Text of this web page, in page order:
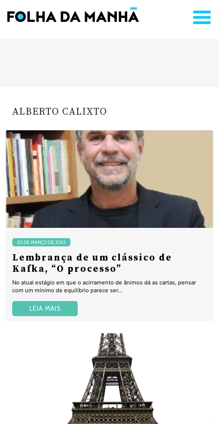
ALBERTO CALIXTO
20 DE MARÇO DE 2025
Lembrança de um clássico de
Kafka, “O processo”
No atual estágio em que o acirramento de ânimos dá as cartas, pensar
com um mínimo de equilíbrio parece ser...
LEIA MAIS